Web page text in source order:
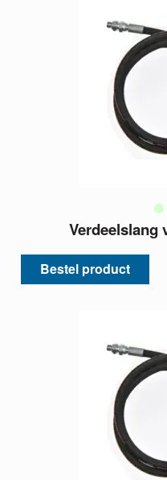
Verdeelslang
Bestel product